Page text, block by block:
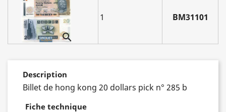

1 BM31101
Description
Billet de hong kong 20 dollars pick n° 285 b
Fiche technique